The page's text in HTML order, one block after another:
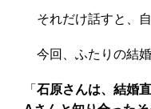
それだけ話すと、自
今回、ふたりの結
「 石原さんは、結婚